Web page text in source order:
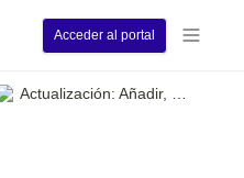
Acceder al portal